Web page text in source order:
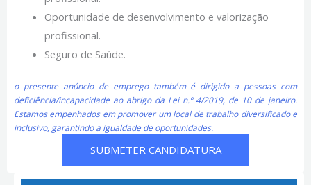
Oportunidade de desenvolvimento e valorização
profissional.
Seguro de Saúde.
o presente anúncio de emprego também é dirigido a pessoas com
deficiência/incapacidade ao abrigo da Lei n.º 4/2019, de 10 de janeiro.
Estamos empenhados em promover um local de trabalho diversificado e
inclusivo, garantindo a igualdade de oportunidades.
SUBMETER CANDIDATURA